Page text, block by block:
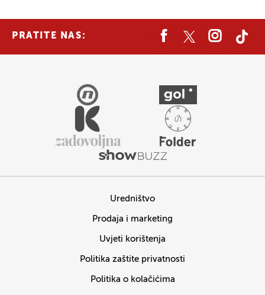
PRATITE NAS:
Uredništvo
Prodaja i marketing
Uvjeti korištenja
Politika zaštite privatnosti
Politika o kolačićima